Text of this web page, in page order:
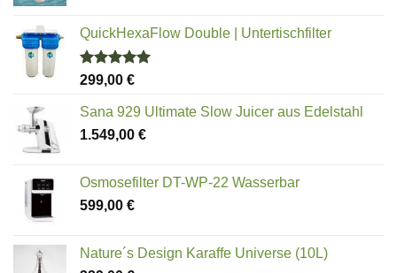
QuickHexaFlow Double | Untertischfilter
Bewertet
von 5
299,00 €
Sana 929 Ultimate Slow Juicer aus Edelstahl
1.549,00 €
Osmosefilter DT-WP-22 Wasserbar
599,00 €
Nature´s Design Karaffe Universe (10L)